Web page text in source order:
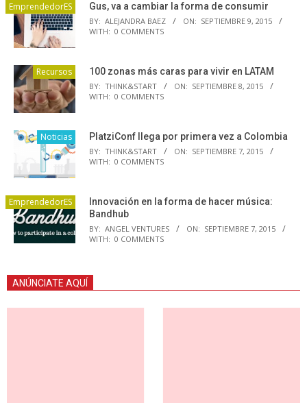
EmprendedorES Gus, va a cambiar la forma de consumir
BY: ALEJANDRA BAEZ ON: SEPTIEMBRE 9, 2015
WITH: 0 COMMENTS
Recursos 100 zonas más caras para vivir en LATAM
BY: THINK&START ON: SEPTIEMBRE 8, 2015
WITH: 0 COMMENTS
Noticias PlatziConf llega por primera vez a Colombia
BY: THINK&START ON: SEPTIEMBRE 7, 2015
WITH: 0 COMMENTS
EmprendedorES
Innovación en la forma de hacer música:
Bandhub
BY: ANGEL VENTURES ON: SEPTIEMBRE 7, 2015
WITH: 0 COMMENTS
ANÚNCIATE AQUÍ